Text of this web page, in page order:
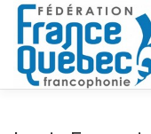
Aller
contenu